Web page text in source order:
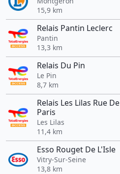
15,9 km
Relais Pantin Leclerc
Pantin
13,3 km
Relais Du Pin
Le Pin
8,7 km
Relais Les Lilas Rue De
Paris
Les Lilas
11,4 km
Esso Rouget De L'Isle
Vitry-Sur-Seine
13,8 km